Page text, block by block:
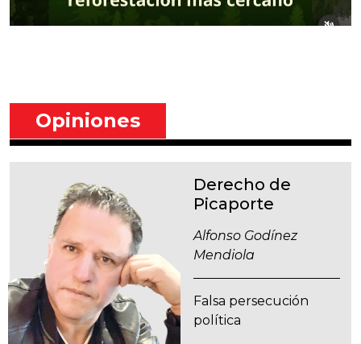
Opiniones
Derecho de
Picaporte
Alfonso Godínez
Mendiola
Falsa persecución
política